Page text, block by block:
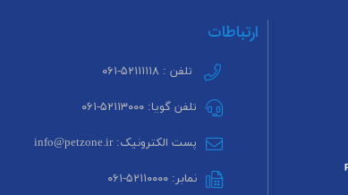
ارتباطات
تلفن : ۵۲۱۱۱۱۱۸-۰۶۱
تلفن گویا: ۵۲۱۱۳۰۰۰-۰۶۱
پست الکترونیک: info@petzone.ir
نمابر: ۵۲۱۱۰۰۰۰-۰۶۱